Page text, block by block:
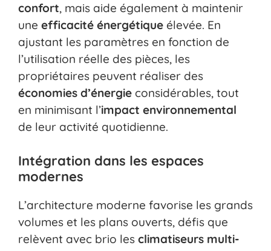
confort, mais aide également à maintenir
une efficacité énergétique élevée. En
ajustant les paramètres en fonction de
l’utilisation réelle des pièces, les
propriétaires peuvent réaliser des
économies d’énergie considérables, tout
en minimisant l’impact environnemental
de leur activité quotidienne.
Intégration dans les espaces
modernes
L’architecture moderne favorise les grands
volumes et les plans ouverts, défis que
relèvent avec brio les climatiseurs multi-